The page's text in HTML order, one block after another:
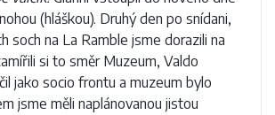
(hláškou). Druhý den po snídani,
soch na La Ramble jsme dorazili na
si to směr Muzeum, Valdo
jako socio frontu a muzeum bylo
jsme měli naplánovanou jistou